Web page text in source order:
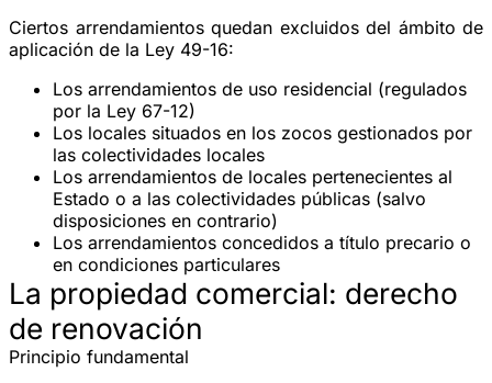
Ciertos arrendamientos quedan excluidos del ámbito de
aplicación de la Ley 49-16:
Los arrendamientos de uso residencial (regulados
por la Ley 67-12)
Los locales situados en los zocos gestionados por
las colectividades locales
Los arrendamientos de locales pertenecientes al
Estado o a las colectividades públicas (salvo
disposiciones en contrario)
Los arrendamientos concedidos a título precario o
en condiciones particulares
La propiedad comercial: derecho
de renovación
Principio fundamental